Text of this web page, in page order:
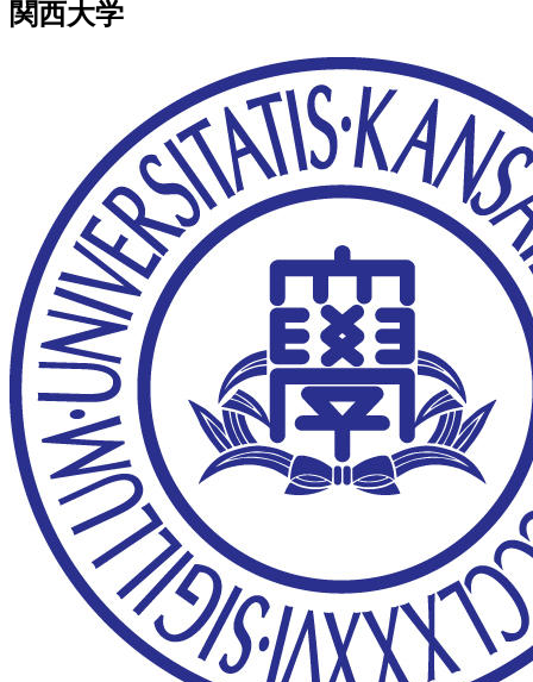
関西大学